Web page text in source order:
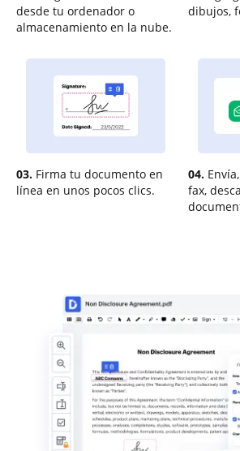
desde tu ordenador o
almacenamiento en la nube.
dibujos,
03. Firma tu documento en
línea en unos pocos clics.
04.
fax,